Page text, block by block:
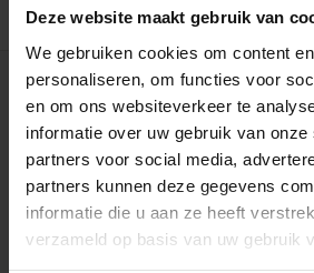
Deze website maakt gebruik van
We gebruiken cookies om content
personaliseren, om functies voor
en om ons websiteverkeer te
informatie over uw gebruik van onze
partners voor social media,
partners kunnen deze gegevens
informatie die u aan ze heeft
verzameld op basis van uw gebruik
BESCHRIJVING
WIJ HELPEN JE GRAAG
0317 358 228